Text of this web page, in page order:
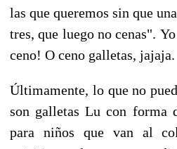
las que queremos sin que
tres, que luego no cenas".
ceno! O ceno galletas, jajaja.
Últimamente, lo que no
son galletas Lu con forma
para niños que van al